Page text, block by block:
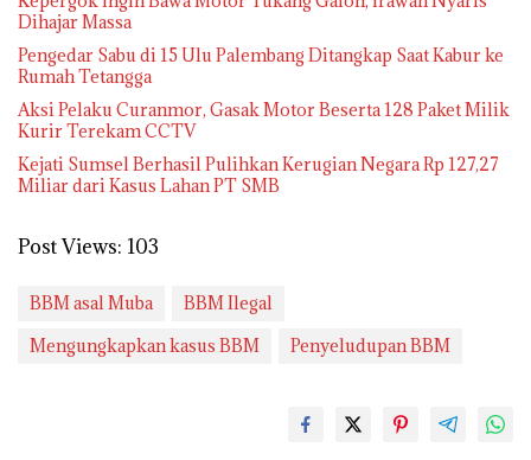
Dihajar Massa
Pengedar Sabu di 15 Ulu Palembang Ditangkap Saat Kabur ke
Rumah Tetangga
Aksi Pelaku Curanmor, Gasak Motor Beserta 128 Paket Milik
Kurir Terekam CCTV
Kejati Sumsel Berhasil Pulihkan Kerugian Negara Rp 127,27
Miliar dari Kasus Lahan PT SMB
Post Views: 103
BBM asal Muba
BBM Ilegal
Mengungkapkan kasus BBM
Penyeludupan BBM